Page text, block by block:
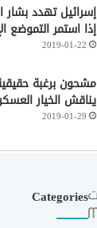
إسرائيل تهدد
إذا استمر التموضع
2019-01-22
مشحون برغبة
يناقش الخيار
2019-01-29
Categories